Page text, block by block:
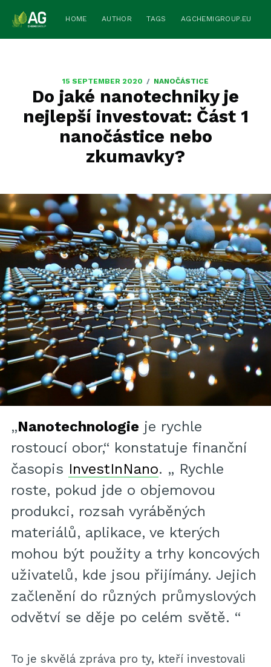
HOME AUTHOR TAGS AGCHEMIGROUP.EU
15 SEPTEMBER 2020 / NANOČÁSTICE
Do jaké nanotechniky je
nejlepší investovat: Část 1
nanočástice nebo
zkumavky?
„Nanotechnologie je rychle
rostoucí obor,“ konstatuje finanční
časopis InvestInNano. „ Rychle
roste, pokud jde o objemovou
produkci, rozsah vyráběných
materiálů, aplikace, ve kterých
mohou být použity a trhy koncových
uživatelů, kde jsou přijímány. Jejich
začlenění do různých průmyslových
odvětví se děje po celém světě. “
To je skvělá zpráva pro ty, kteří investovali